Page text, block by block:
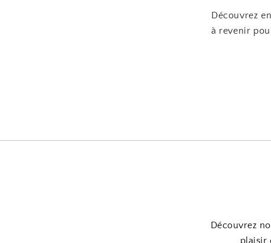
Découvrez
à revenir
Découvrez
plaisir